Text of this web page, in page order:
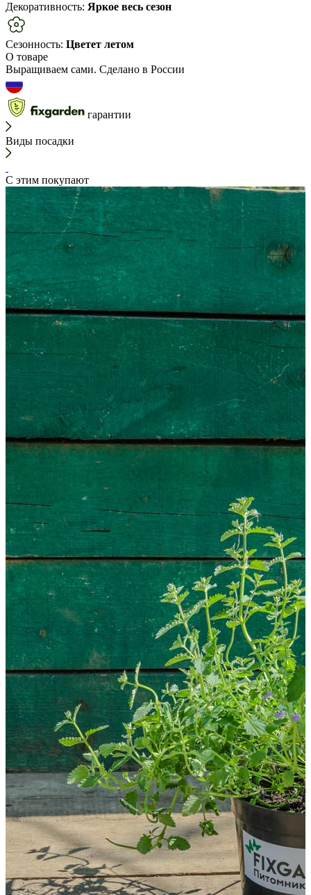
Декоративность: Яркое весь сезон
Сезонность: Цветет летом
О товаре
Выращиваем сами. Сделано в России
гарантии
Виды посадки
С этим покупают